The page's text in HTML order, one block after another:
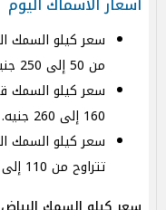
سعر كيلو السمك
من 50 إلى 250 جنيه.
سعر كيلو السمك
160 إلى 260 جنيه.
سعر كيلو السمك
تتراوح من 110 إلى 170جنيه.